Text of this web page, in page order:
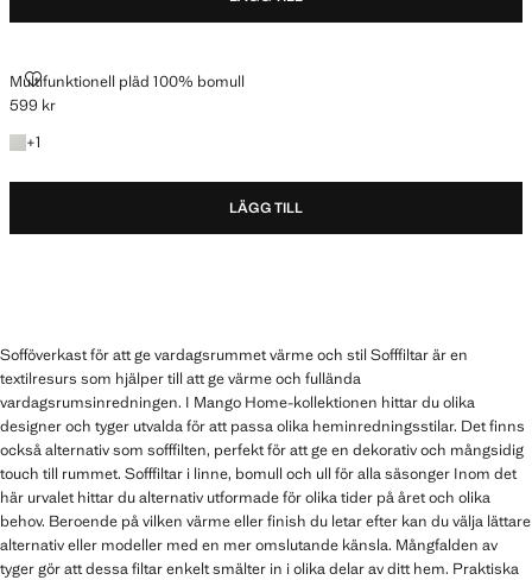
Multifunktionell pläd 100% bomull
MULTIFUNKTIONELL PLÄD 100% BOMULL
Gällande pris [599 kr ]
599 kr
+1
+1 färg
LÄGG TILL
Sofföverkast för att ge vardagsrummet värme och stil Sofffiltar är en
textilresurs som hjälper till att ge värme och fullända
vardagsrumsinredningen. I Mango Home-kollektionen hittar du olika
designer och tyger utvalda för att passa olika heminredningsstilar. Det finns
också alternativ som sofffilten, perfekt för att ge en dekorativ och mångsidig
touch till rummet. Sofffiltar i linne, bomull och ull för alla säsonger Inom det
här urvalet hittar du alternativ utformade för olika tider på året och olika
behov. Beroende på vilken värme eller finish du letar efter kan du välja lättare
alternativ eller modeller med en mer omslutande känsla. Mångfalden av
tyger gör att dessa filtar enkelt smälter in i olika delar av ditt hem. Praktiska